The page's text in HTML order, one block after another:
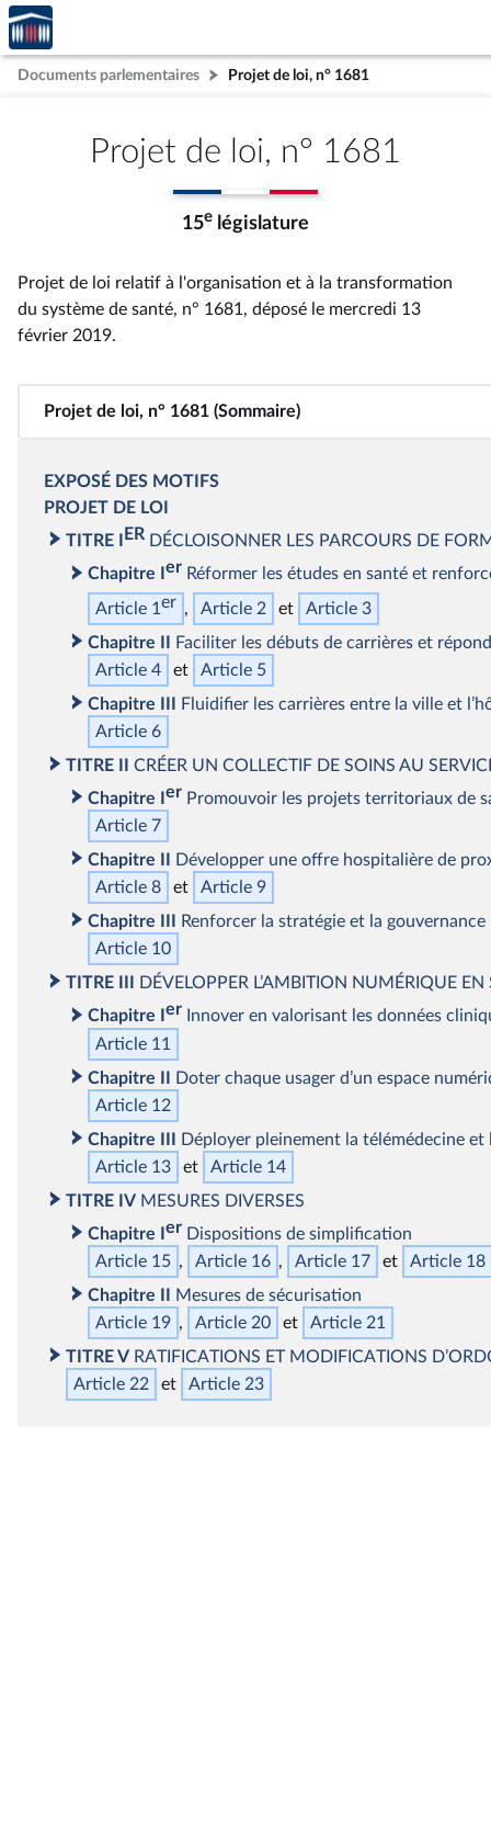
Aller au contenu
Aller en bas de la page
Accèder
à la
page
d'accueil
Documents parlementaires Projet de loi, n° 1681
Projet de loi, n° 1681
15e législature
Projet de loi relatif à l'organisation et à la transformation
du système de santé, n° 1681 , déposé le mercredi 13
février 2019.
Projet de loi, n° 1681 (Sommaire)
EXPOSÉ DES MOTIFS
PROJET DE LOI
TITRE I
ER DÉCLOISONNER LES PARCOURS DE
Chapitre I er Réformer les études en santé et
Article 1 er Article 2
Article 3
Chapitre II
Faciliter les débuts de carrières et
Article 4
Article 5
Chapitre III
Fluidifier les carrières entre la ville et
Article 6
TITRE II
CRÉER UN COLLECTIF DE SOINS AU
Chapitre I er Promouvoir les projets territoriaux de
Article 7
Chapitre II
Développer une offre hospitalière de
Article 8
Article 9
Chapitre III
Renforcer la stratégie et la
Article 10
TITRE III
DÉVELOPPER L’AMBITION NUMÉRIQUE EN
Chapitre I er Innover en valorisant les données
Article 11
Chapitre II
Doter chaque usager d’un espace
Article 12
Chapitre III
Déployer pleinement la télémédecine et
Article 13
Article 14
TITRE IV MESURES DIVERSES
Chapitre I er Dispositions de simplification
Article 15
Article 16 Article 17
Article 18
Chapitre II
Mesures de sécurisation
Article 19
Article 20
Article 21
TITRE V RATIFICATIONS ET MODIFICATIONS
Article 22
Article 23